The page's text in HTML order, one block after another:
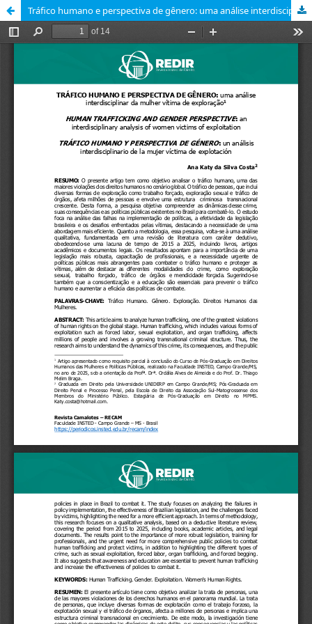
Tráfico humano e perspectiva de gênero: uma análise interdisciplinar da mulher vítima de exploração